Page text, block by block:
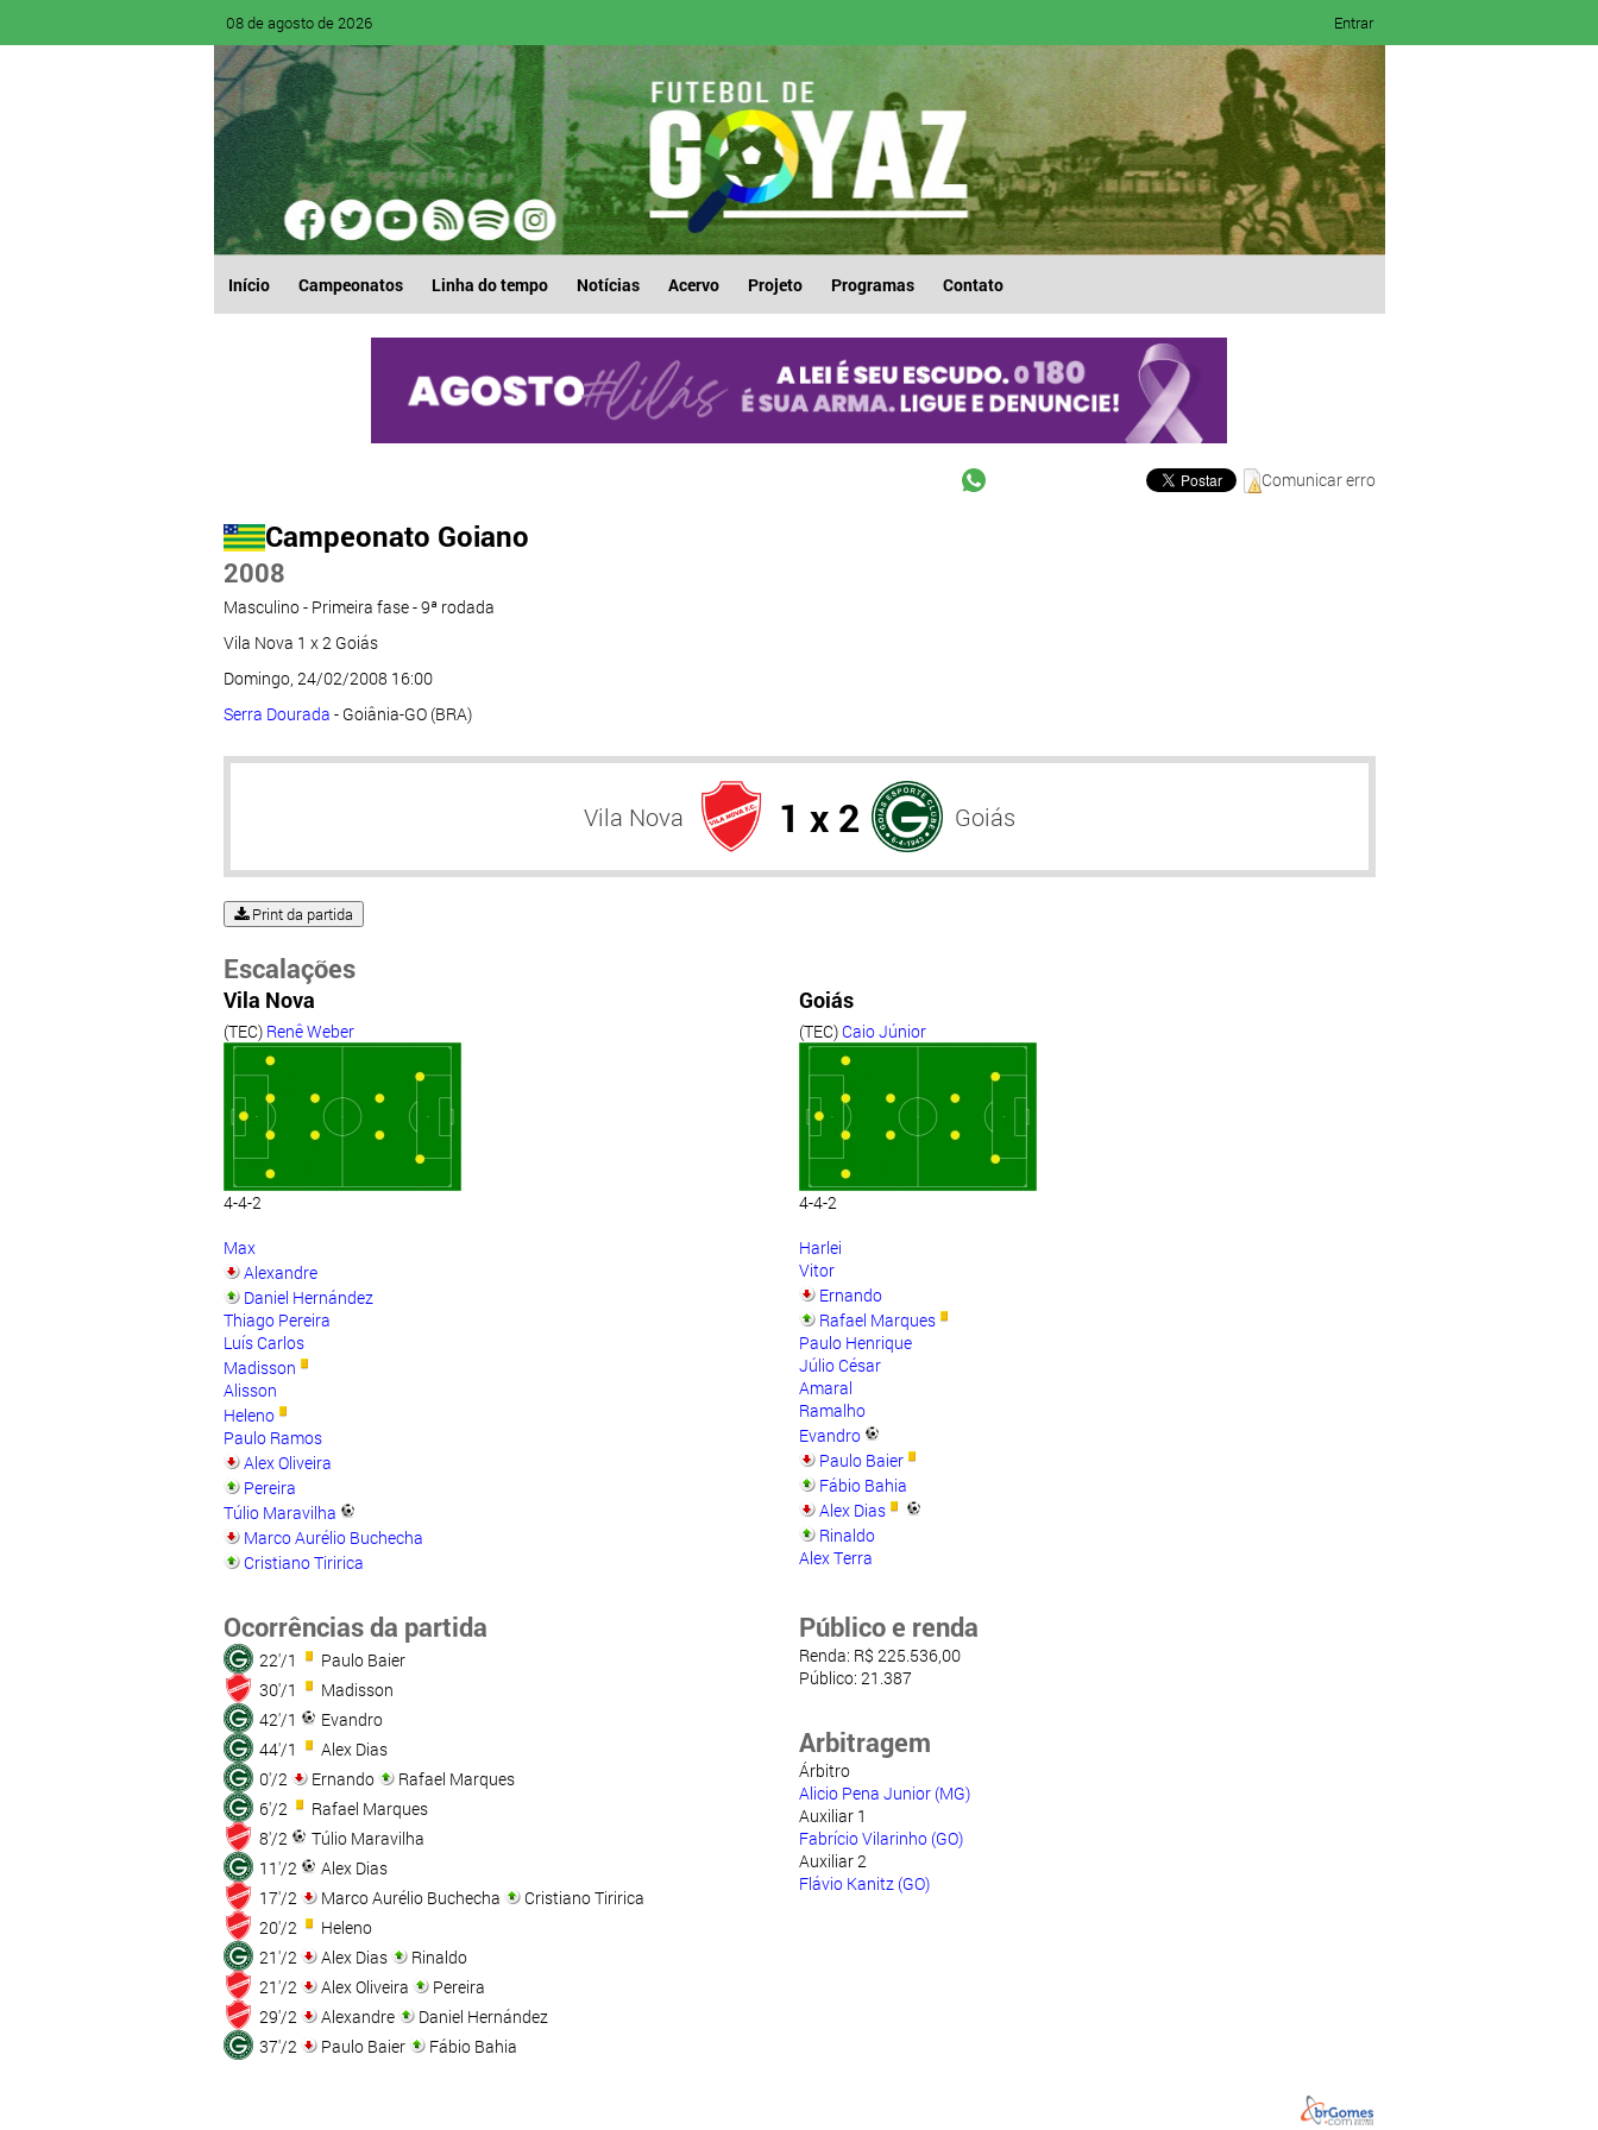
08 de agosto de 2026 Entrar
Início Campeonatos Linha do tempo Notícias Acervo Projeto Programas Contato
Comunicar erro
Campeonato Goiano
2008
Masculino - Primeira fase - 9ª rodada
Vila Nova 1 x 2 Goiás
Domingo, 24/02/2008 16:00
Serra Dourada - Goiânia-GO (BRA)
Vila Nova 1 x 2 Goiás
Print da partida
Escalações
Vila Nova
(TEC) Renê Weber
4-4-2
Max
Alexandre
Daniel Hernández
Thiago Pereira
Luís Carlos
Madisson
Alisson
Heleno
Paulo Ramos
Alex Oliveira
Pereira
Túlio Maravilha
Marco Aurélio Buchecha
Cristiano Tiririca
Goiás
(TEC) Caio Júnior
4-4-2
Harlei
Vitor
Ernando
Rafael Marques
Paulo Henrique
Júlio César
Amaral
Ramalho
Evandro
Paulo Baier
Fábio Bahia
Alex Dias
Rinaldo
Alex Terra
Ocorrências da partida
22'/1
Paulo Baier
30'/1
Madisson
42'/1
Evandro
44'/1
Alex Dias
0'/2
Ernando
Rafael Marques
6'/2
Rafael Marques
8'/2
Túlio Maravilha
11'/2
Alex Dias
17'/2
Marco Aurélio Buchecha
Cristiano Tiririca
20'/2
Heleno
21'/2
Alex Dias
Rinaldo
21'/2
Alex Oliveira
Pereira
29'/2
Alexandre
Daniel Hernández
37'/2
Paulo Baier Fábio Bahia
Público e renda
Renda: R$ 225.536,00
Público: 21.387
Arbitragem
Árbitro
Alicio Pena Junior (MG)
Auxiliar 1
Fabrício Vilarinho (GO)
Auxiliar 2
Flávio Kanitz (GO)